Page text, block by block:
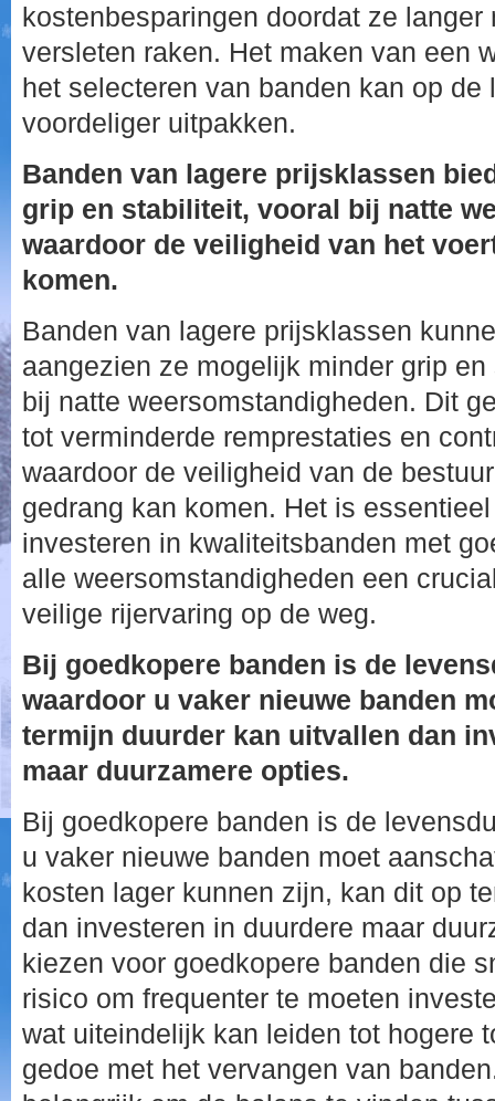
kostenbesparingen doordat ze
versleten raken. Het maken van een
het selecteren van banden kan op de
voordeliger uitpakken.
Banden van lagere prijsklassen
grip en stabiliteit, vooral bij natte
waardoor de veiligheid van het
komen.
Banden van lagere prijsklassen
aangezien ze mogelijk minder grip
bij natte weersomstandigheden. Dit
tot verminderde remprestaties en
waardoor de veiligheid van de
gedrang kan komen. Het is
investeren in kwaliteitsbanden met
alle weersomstandigheden een
veilige rijervaring op de weg.
Bij goedkopere banden is de
waardoor u vaker nieuwe banden
termijn duurder kan uitvallen dan
maar duurzamere opties.
Bij goedkopere banden is de
u vaker nieuwe banden moet
kosten lager kunnen zijn, kan dit op
dan investeren in duurdere maar
kiezen voor goedkopere banden die
risico om frequenter te moeten
wat uiteindelijk kan leiden tot hogere
gedoe met het vervangen van